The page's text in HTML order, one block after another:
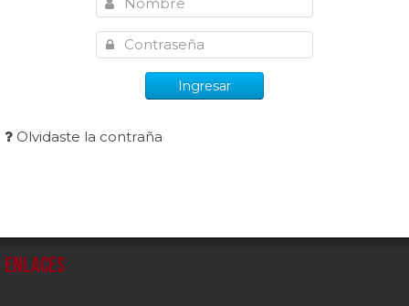
Ingresar
Olvidaste la contraña
Enlaces